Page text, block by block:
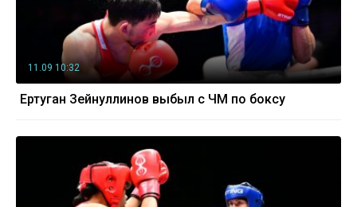
11.09 10:32
Ертуган Зейнуллинов выбыл с ЧМ по боксу